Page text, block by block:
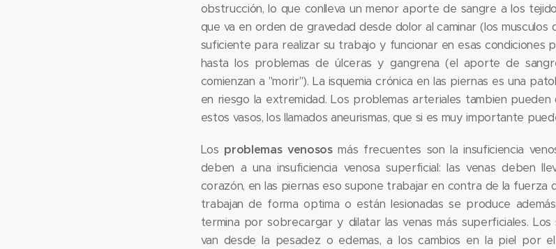
obstrucción, lo que conlleva un menor aporte de sangre a los
que va en orden de gravedad desde dolor al caminar (los musculos
suficiente para realizar su trabajo y funcionar en esas condiciones
hasta los problemas de úlceras y gangrena (el aporte de
comienzan a "morir"). La isquemia crónica en las piernas es una
en riesgo la extremidad. Los problemas arteriales tambien
estos vasos, los llamados aneurismas, que si es muy importante
Los problemas venososmás frecuentes son la insuficiencia
deben a una insuficiencia venosa superficial: las venas deben
corazón, en las piernas eso supone trabajar en contra de la fuerza
trabajan de forma optima o están lesionadas se produce
termina por sobrecargar y dilatar las venas más superficiales. Los
van desde la pesadez o edemas, a los cambios en la piel por